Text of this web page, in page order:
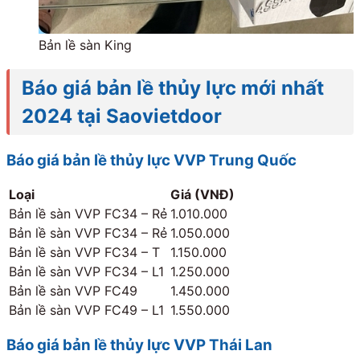
Bản lề sàn King
Báo giá bản lề thủy lực mới nhất
2024 tại Saovietdoor
Báo giá bản lề thủy lực VVP Trung Quốc
Loại
Giá (VNĐ)
Bản lề sàn VVP FC34 – Rẻ 1.010.000
Bản lề sàn VVP FC34 – Rẻ 1.050.000
Bản lề sàn VVP FC34 – T
1.150.000
Bản lề sàn VVP FC34 – L1 1.250.000
Bản lề sàn VVP FC49
1.450.000
Bản lề sàn VVP FC49 – L1 1.550.000
Báo giá bản lề thủy lực VVP Thái Lan